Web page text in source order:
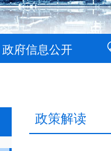
政府信息公开
政策解读